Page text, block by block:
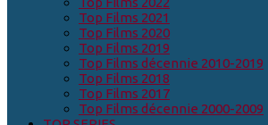
Top Films 2021
Top Films 2020
Top Films 2019
Top Films décennie 2010-2019
Top Films 2018
Top Films 2017
Top Films décennie 2000-2009